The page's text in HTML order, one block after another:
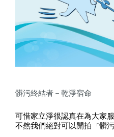
髒污終結者－乾淨宿命
可惜家立淨很認真在為大家
不然我們絕對可以開拍 「髒